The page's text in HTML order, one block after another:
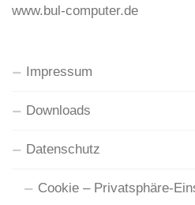
www.bul-computer.de
Impressum
Downloads
Datenschutz
Cookie – Privatsphäre-